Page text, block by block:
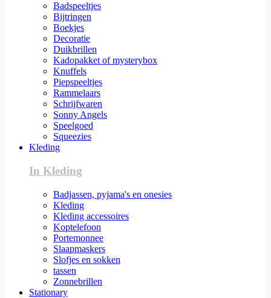
Badspeeltjes
Bijtringen
Boekjes
Decoratie
Duikbrillen
Kadopakket of mysterybox
Knuffels
Piepspeeltjes
Rammelaars
Schrijfwaren
Sonny Angels
Speelgoed
Squeezies
Kleding
In Kleding
Badjassen, pyjama's en onesies
Kleding
Kleding accessoires
Koptelefoon
Portemonnee
Slaapmaskers
Slofjes en sokken
tassen
Zonnebrillen
Stationary